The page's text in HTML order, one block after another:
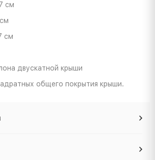
см
см
двускатной крыши
общего покрытия крыши.